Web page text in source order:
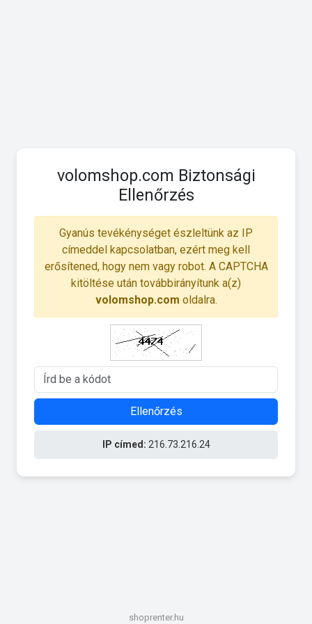
volomshop.com Biztonsági
Ellenőrzés
Gyanús tevékénységet észleltünk az IP
címeddel kapcsolatban, ezért meg kell
erősítened, hogy nem vagy robot. A CAPTCHA
kitöltése után továbbirányítunk a(z)
volomshop.com oldalra.
Ellenőrzés
IP címed: 216.73.216.24
shoprenter.hu